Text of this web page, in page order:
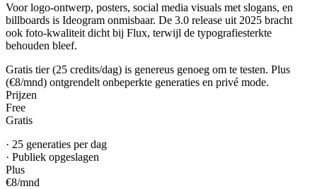
Voor logo-ontwerp, posters, social media visuals met slogans, en
billboards is Ideogram onmisbaar. De 3.0 release uit 2025 bracht
ook foto-kwaliteit dicht bij Flux, terwijl de typografiesterkte
behouden bleef.
Gratis tier (25 credits/dag) is genereus genoeg om te testen. Plus
(€8/mnd) ontgrendelt onbeperkte generaties en privé mode.
Prijzen
Free
Gratis
· 25 generaties per dag
· Publiek opgeslagen
Plus
€8/mnd